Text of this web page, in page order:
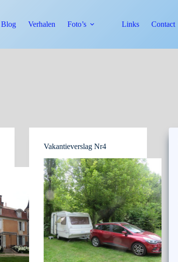
Blog Verhalen Foto’s Links Contact
Vakantieverslag Nr4